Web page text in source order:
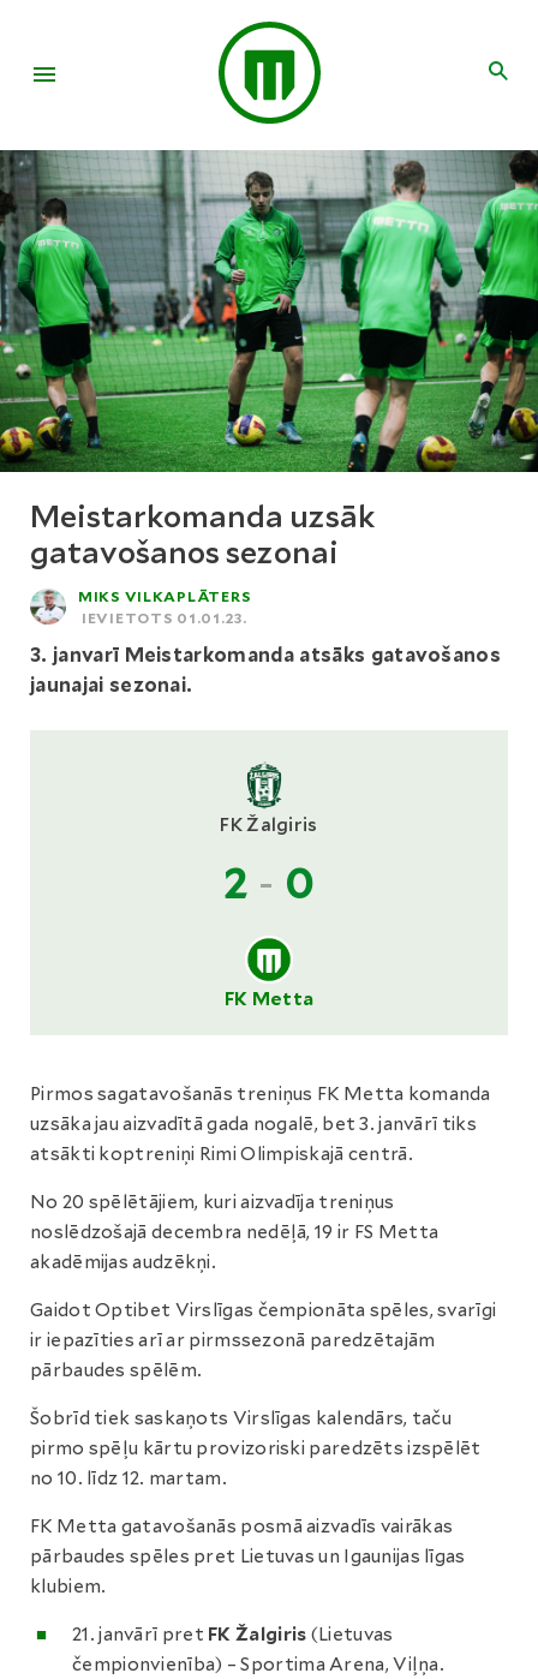
Meistarkomanda uzsāk
gatavošanos sezonai
MIKS VILKAPLĀTERS
IEVIETOTS 01.01.23.
3. janvarī Meistarkomanda atsāks gatavošanos
jaunajai sezonai.
FK Žalgiris
2 - 0
FK Metta
Pirmos sagatavošanās treniņus FK Metta komanda
uzsāka jau aizvadītā gada nogalē, bet 3. janvārī tiks
atsākti koptreniņi Rimi Olimpiskajā centrā.
No 20 spēlētājiem, kuri aizvadīja treniņus
noslēdzošajā decembra nedēļā, 19 ir FS Metta
akadēmijas audzēkņi.
Gaidot Optibet Virslīgas čempionāta spēles, svarīgi
ir iepazīties arī ar pirmssezonā paredzētajām
pārbaudes spēlēm.
Šobrīd tiek saskaņots Virslīgas kalendārs, taču
pirmo spēļu kārtu provizoriski paredzēts izspēlēt
no 10. līdz 12. martam.
FK Metta gatavošanās posmā aizvadīs vairākas
pārbaudes spēles pret Lietuvas un Igaunijas līgas
klubiem.
21. janvārī pret FK Žalgiris (Lietuvas
čempionvienība) – Sportima Arena, Viļņa.